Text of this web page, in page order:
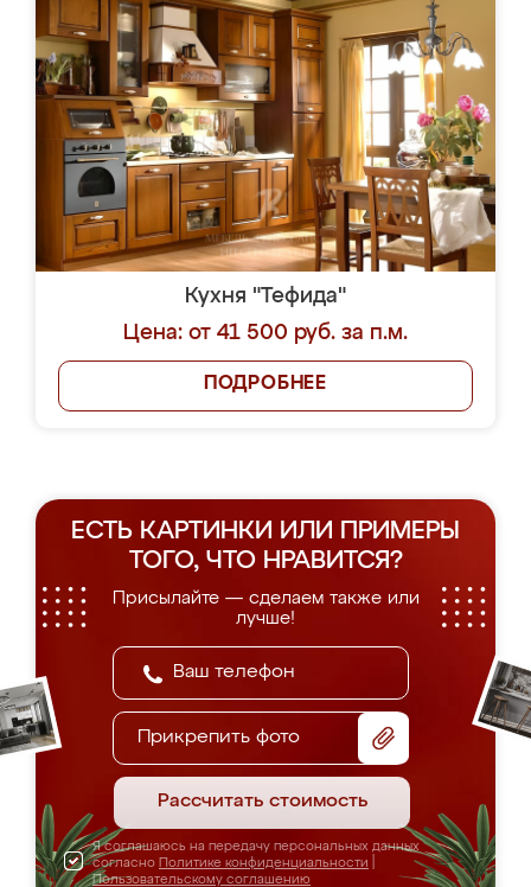
Кухня "Тефида"
Цена: от 41 500 руб. за п.м.
ПОДРОБНЕЕ
ЕСТЬ КАРТИНКИ ИЛИ ПРИМЕРЫ
ТОГО, ЧТО НРАВИТСЯ?
Присылайте — сделаем также или
лучше!
Прикрепить фото
Рассчитать стоимость
Я соглашаюсь на передачу персональных данных
согласно Политике конфиденциальности
Пользовательскому соглашению